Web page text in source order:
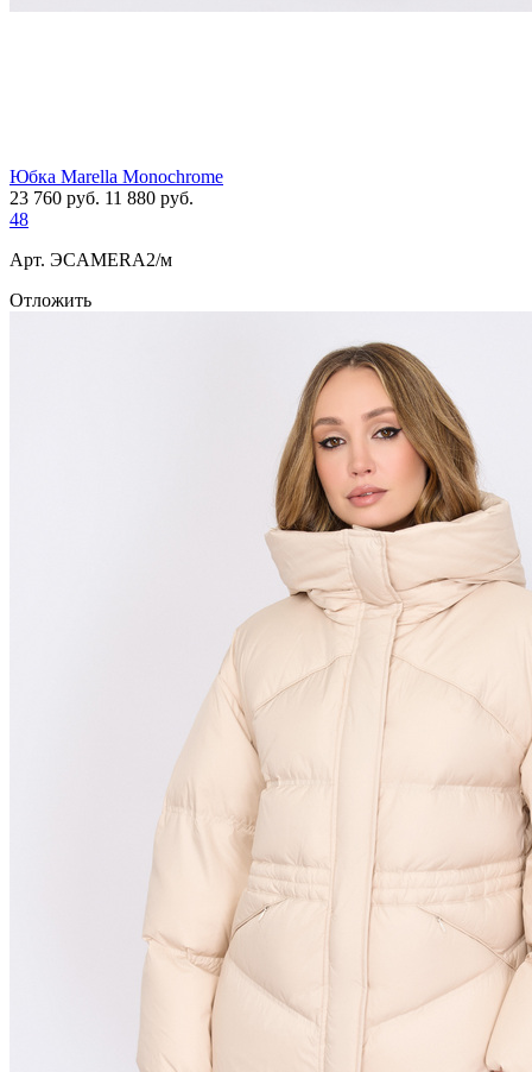
Юбка Marella Monochrome
23 760 руб. 11 880 руб.
48
Арт. ЭCAMERA2/м
Отложить